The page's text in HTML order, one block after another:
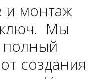
и монтаж
Мы
полный
создания